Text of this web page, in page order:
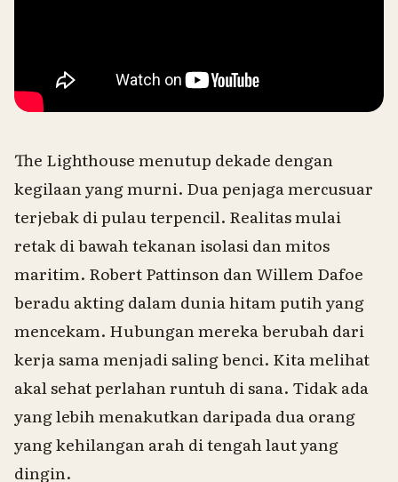
The Lighthousemenutup dekade dengan
kegilaan yang murni. Dua penjaga mercusuar
terjebak di pulau terpencil. Realitas mulai
retak di bawah tekanan isolasi dan mitos
maritim. Robert Pattinson dan Willem Dafoe
beradu akting dalam dunia hitam putih yang
mencekam. Hubungan mereka berubah dari
kerja sama menjadi saling benci. Kita melihat
akal sehat perlahan runtuh di sana. Tidak ada
yang lebih menakutkan daripada dua orang
yang kehilangan arah di tengah laut yang
dingin.